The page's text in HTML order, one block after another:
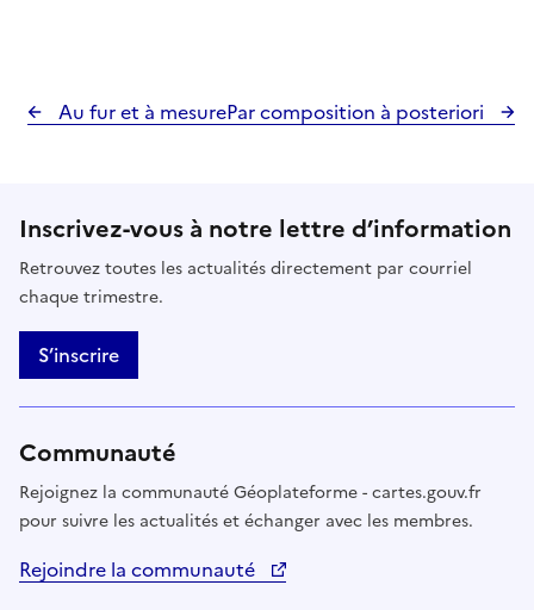
Au fur et à mesurePar composition à posteriori
Inscrivez-vous à notre lettre d’information
Retrouvez toutes les actualités directement par courriel
chaque trimestre.
S’inscrire
Communauté
Rejoignez la communauté Géoplateforme - cartes.gouv.fr
pour suivre les actualités et échanger avec les membres.
Rejoindre la communauté